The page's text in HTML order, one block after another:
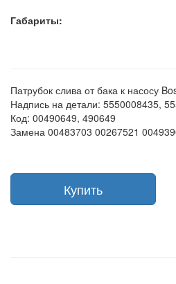
Габариты:
Патрубок слива от бака к насосу
Надпись на детали: 5550008435,
Код: 00490649, 490649
Замена 00483703 00267521